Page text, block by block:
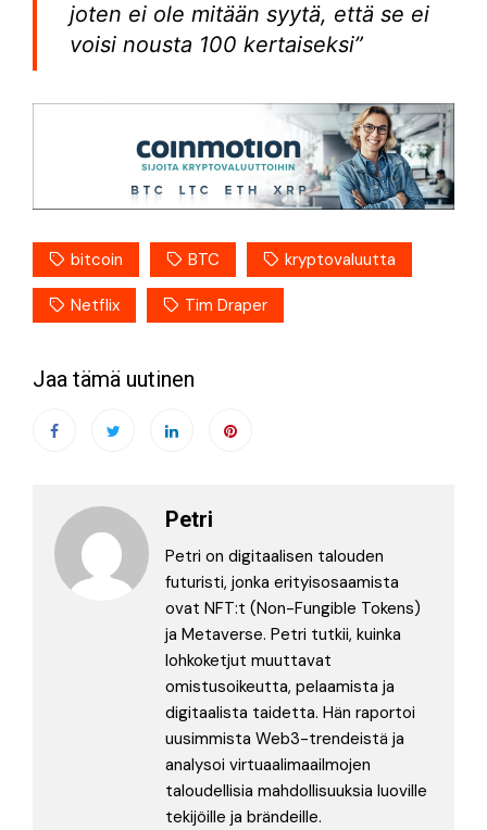
joten ei ole mitään syytä, että se ei
voisi nousta 100 kertaiseksi”
bitcoin BTC kryptovaluutta
Netflix Tim Draper
Jaa tämä uutinen
Petri
Petri on digitaalisen talouden
futuristi, jonka erityisosaamista
ovat NFT:t (Non-Fungible Tokens)
ja Metaverse. Petri tutkii, kuinka
lohkoketjut muuttavat
omistusoikeutta, pelaamista ja
digitaalista taidetta. Hän raportoi
uusimmista Web3-trendeistä ja
analysoi virtuaalimaailmojen
taloudellisia mahdollisuuksia luoville
tekijöille ja brändeille.